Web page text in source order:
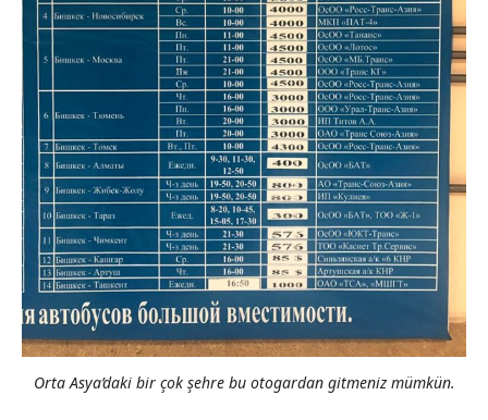
Orta Asya’daki bir çok şehre bu otogardan gitmeniz mümkün.